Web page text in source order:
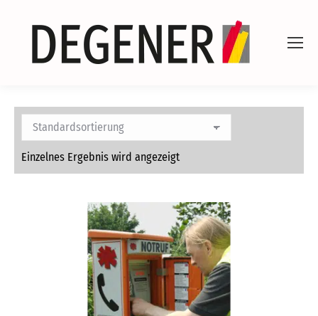
Einzelnes Ergebnis wird angezeigt